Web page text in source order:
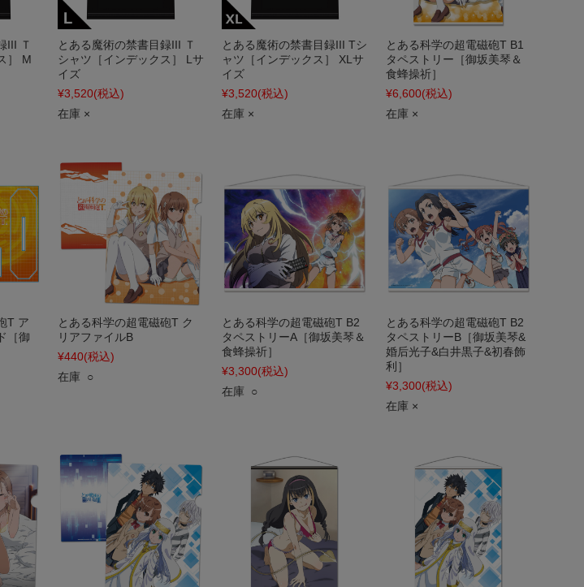
III Ｔ
］ M
とある魔術の禁書目録III Ｔ
シャツ［インデックス］ Lサ
イズ
¥3,520(税込)
在庫 ×
とある魔術の禁書目録III Tシ
ャツ［インデックス］ XLサ
イズ
¥3,520(税込)
在庫 ×
とある科学の超電磁砲T B1
タペストリー［御坂美琴＆
食蜂操祈］
¥6,600(税込)
在庫 ×
T ア
［御
とある科学の超電磁砲T ク
リアファイルB
¥440(税込)
在庫 ○
とある科学の超電磁砲T B2
タペストリーA［御坂美琴＆
食蜂操祈］
¥3,300(税込)
在庫 ○
とある科学の超電磁砲T B2
タペストリーB［御坂美琴&
婚后光子&白井黒子&初春飾
利］
¥3,300(税込)
在庫 ×